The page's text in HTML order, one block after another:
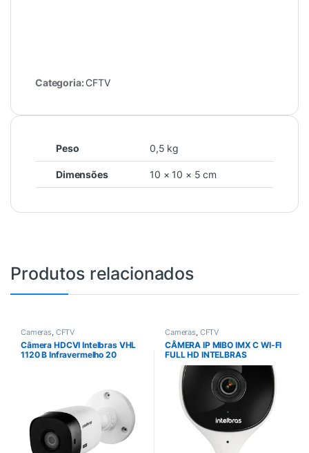
Categoria:CFTV
Peso 0,5 kg
Dimensões 10 × 10 × 5 cm
Produtos relacionados
Cameras, CFTV
Câmera HDCVI Intelbras VHL
1120 B Infravermelho 20
Cameras, CFTV
CÂMERA IP MIBO IMX C WI-FI
FULL HD INTELBRAS